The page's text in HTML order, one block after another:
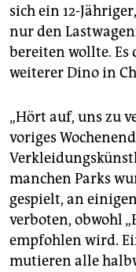
sich ein 12-
nur den
bereiten wollte. Es
weiterer Dino in
„Hört auf, uns zu
voriges
manchen Parks
gespielt, an
verboten, obwohl
empfohlen wird.
mutieren alle